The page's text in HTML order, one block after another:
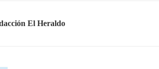
El Heraldo